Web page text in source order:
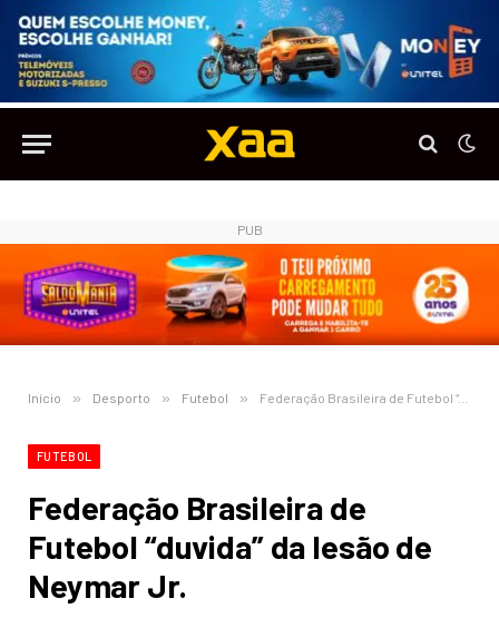
PUB
Início » Desporto » Futebol » Federação Brasileira de Futebol “duvida” da lesão de Neymar Jr.
FUTEBOL
Federação Brasileira de
Futebol “duvida” da lesão de
Neymar Jr.